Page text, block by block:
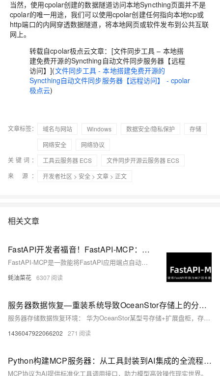
当然，使用cpolar创建的数据隧道访问本地Syncthing页面并不是
cpolar的唯一用途，我们可以使用cpolar创建任何指向本地tcp或
http端口的内网穿透数据隧道，将本地网页或软件发布到公共互联
网上。
转载自cpolar极点云文章：[文件同步工具 – 本地搭
建免费开源的Syncthing自动文件同步服务器【远程
访问】](文件同步工具 - 本地搭建免费开源的
Syncthing自动文件同步服务器【远程访问】 - cpolar
极点云)
文章标签： 域名与网站 Windows 数据安全/隐私保护
存储
网络安全
网络协议
关键词：
工具云服务器 ECS
文件同步开源云服务器 ECS
来 源：
开发者社区 > 安全 > 文章 > 正文
相关文章
FastAPI开发者福音！FastAPI-MCP：将FastAPI秒变MCP服务器的开源神器，无需配置自动转换！
FastAPI-MCP是一款能将FastAPI应用端点自动转换为符合模型上下文协议(MCP)的开源工具，支持零配置自动发现接口并保留完整文档和模式定义。
蚝油菜花 6307
服务器数据恢复—重装系统导致OceanStor存储上的分区无法访问的数据恢复案例
服务器存储数据恢复环境： 华为OceanStor某型号存储+扩展盘柜，存储中的硬盘组建了raid5磁盘阵列，上层分配了1个lun。 linux操作系统，划分了两个分区，分区一通过lvm扩容，分区二为xfs文件系统。 服务器存储故障： 工作人员重装系统操作失误导致磁盘分区变化，分区二无法访问，数据丢失。
1436047922066202 271
Python构建MCP服务器：从工具封装到AI集成的全流程实践
MCP协议为AI提供标准化工具调用接口，助力模型高效操作现实世界。